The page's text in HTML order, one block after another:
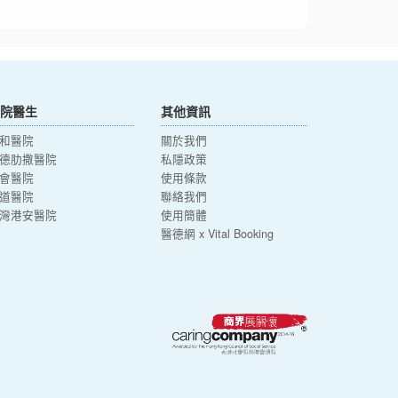
醫生
醫院
肋撒醫院
醫院
醫院
港安醫院
其他資訊
關於我們
私隱政策
使用條款
聯絡我們
使用簡體
醫德網 x Vital Booking